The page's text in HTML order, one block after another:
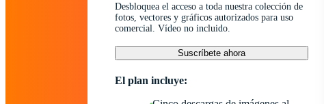
Desbloquea el acceso a toda nuestra colección de
fotos, vectores y gráficos autorizados para uso
comercial. Vídeo no incluido.
Suscríbete ahora
El plan incluye: